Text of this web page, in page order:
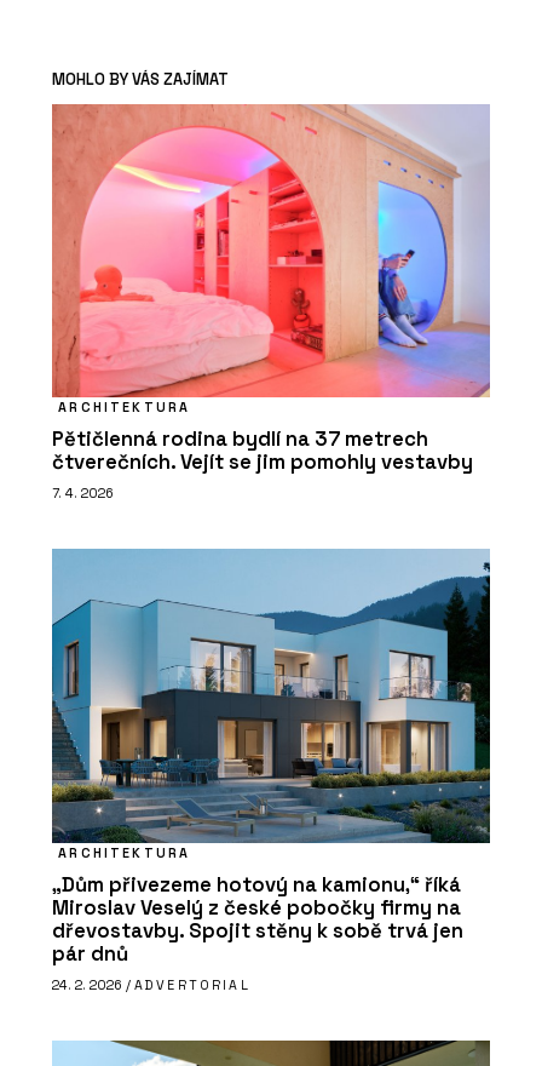
MOHLO BY VÁS ZAJÍMAT
ARCHITEKTURA
Pětičlenná rodina bydlí na 37 metrech
čtverečních. Vejít se jim pomohly vestavby
7. 4. 2026
ARCHITEKTURA
„Dům přivezeme hotový na kamionu,“ říká
Miroslav Veselý z české pobočky firmy na
dřevostavby. Spojit stěny k sobě trvá jen
pár dnů
24. 2. 2026 / ADVERTORIAL